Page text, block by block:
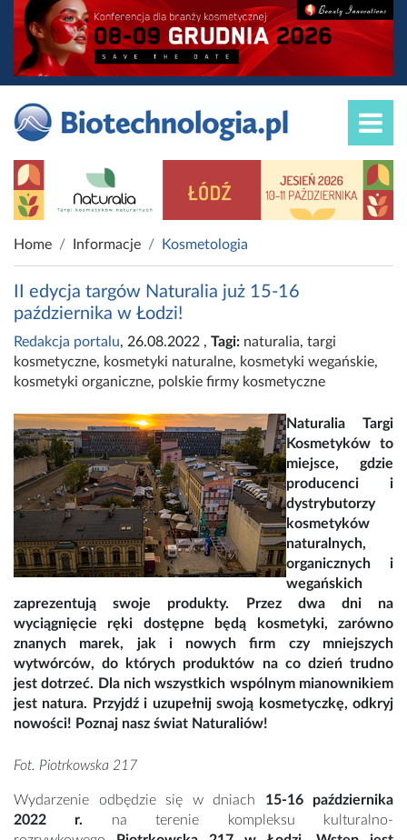
Home Informacje Kosmetologia
II edycja targów Naturalia już 15-16
października w Łodzi!
Redakcja portalu, 26.08.2022 , Tagi: naturalia, targi
kosmetyczne, kosmetyki naturalne, kosmetyki wegańskie,
kosmetyki organiczne, polskie firmy kosmetyczne
Naturalia Targi
Kosmetyków to
miejsce, gdzie
producenci i
dystrybutorzy
kosmetyków
naturalnych,
organicznych i
wegańskich
zaprezentują swoje produkty. Przez dwa dni na
wyciągnięcie ręki dostępne będą kosmetyki, zarówno
znanych marek, jak i nowych firm czy mniejszych
wytwórców, do których produktów na co dzień trudno
jest dotrzeć. Dla nich wszystkich wspólnym mianownikiem
jest natura. Przyjdź i uzupełnij swoją kosmetyczkę, odkryj
nowości! Poznaj nasz świat Naturaliów!
Fot. Piotrkowska 217
Wydarzenie odbędzie się w dniach 15-16 października
2022 r. na terenie kompleksu kulturalno-